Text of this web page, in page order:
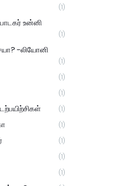
(1)
உன்னி
(1)
-லியோனி
(1)
(1)
(1)
(1)
(1)
(1)
(1)
(1)